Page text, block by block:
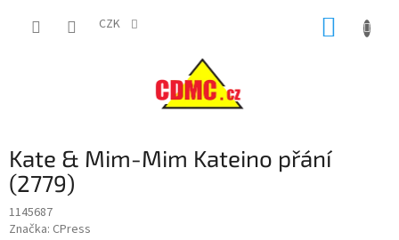
CZK
Kate & Mim-Mim Kateino přání
(2779)
1145687
Značka: CPress